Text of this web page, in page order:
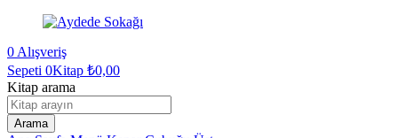
0 Alışveriş
Sepeti 0Kitap ₺0,00
Kitap arama
Arama